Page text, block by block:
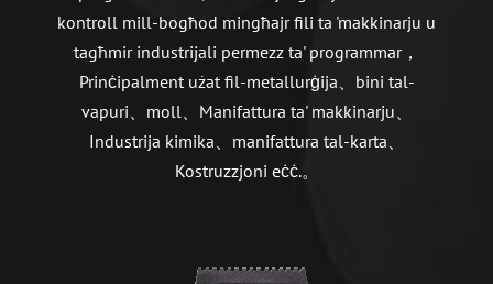
kontroll mill-bogħod mingħajr fili ta 'makkinarju u
tagħmir industrijali permezz ta' programmar，
Prinċipalment użat fil-metallurġija、bini tal-
vapuri、moll、Manifattura ta' makkinarju、
Industrija kimika、manifattura tal-karta、
Kostruzzjoni eċċ.。